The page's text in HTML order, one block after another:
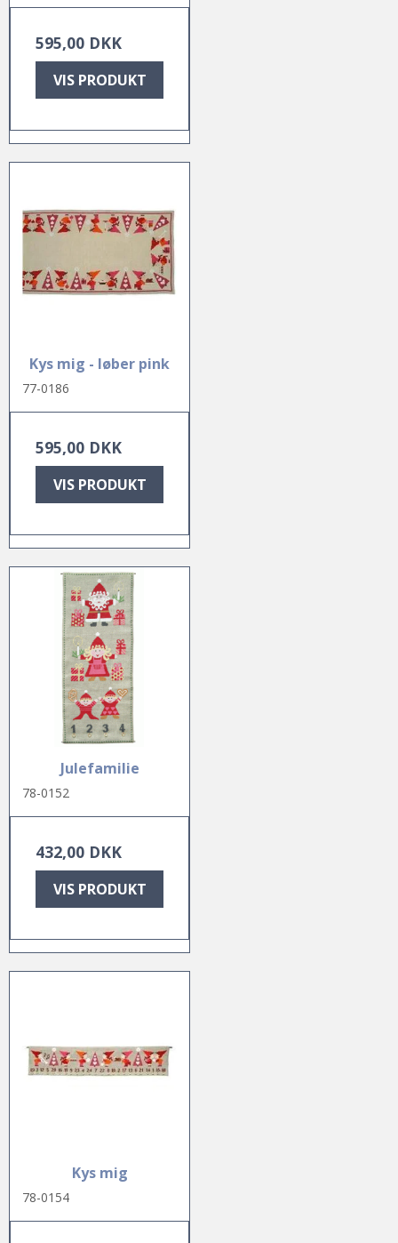
595,00 DKK
VIS PRODUKT
Kys mig - løber pink
77-0186
595,00 DKK
VIS PRODUKT
Julefamilie
78-0152
432,00 DKK
VIS PRODUKT
Kys mig
78-0154